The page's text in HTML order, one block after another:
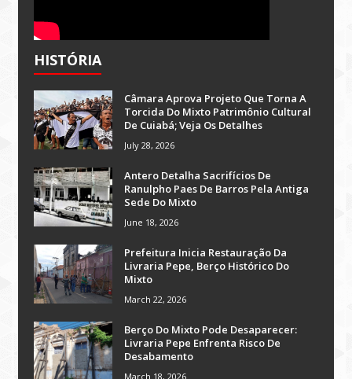
HISTÓRIA
Câmara Aprova Projeto Que Torna A
Torcida Do Mixto Patrimônio Cultural
De Cuiabá; Veja Os Detalhes
July 28, 2026
Antero Detalha Sacrifícios De
Ranulpho Paes De Barros Pela Antiga
Sede Do Mixto
June 18, 2026
Prefeitura Inicia Restauração Da
Livraria Pepe, Berço Histórico Do
Mixto
March 22, 2026
Berço Do Mixto Pode Desaparecer:
Livraria Pepe Enfrenta Risco De
Desabamento
March 18, 2026